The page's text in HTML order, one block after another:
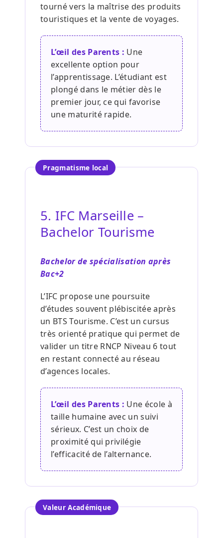
tourné vers la maîtrise des produits
touristiques et la vente de voyages.
L’œil des Parents : Une
excellente option pour
l’apprentissage. L’étudiant est
plongé dans le métier dès le
premier jour, ce qui favorise
une maturité rapide.
Pragmatisme local
5. IFC Marseille –
Bachelor Tourisme
Bachelor de spécialisation après
Bac+2
L’IFC propose une poursuite
d’études souvent plébiscitée après
un BTS Tourisme. C’est un cursus
très orienté pratique qui permet de
valider un titre RNCP Niveau 6 tout
en restant connecté au réseau
d’agences locales.
L’œil des Parents : Une école à
taille humaine avec un suivi
sérieux. C’est un choix de
proximité qui privilégie
l’efficacité de l’alternance.
Valeur Académique